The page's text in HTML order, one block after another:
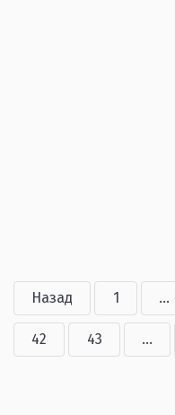
Назад 1 ...
42 43 ...